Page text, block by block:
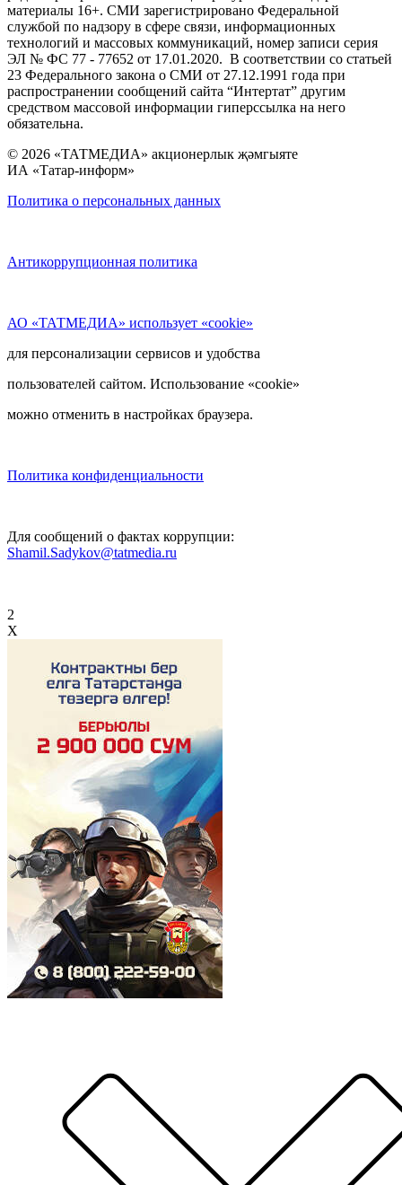
материалы 16+. СМИ зарегистрировано Федеральной
службой по надзору в сфере связи, информационных
технологий и массовых коммуникаций, номер записи серия
ЭЛ № ФС 77 - 77652 от 17.01.2020. В соответствии со статьей
23 Федерального закона о СМИ от 27.12.1991 года при
распространении сообщений сайта “Интертат” другим
средством массовой информации гиперссылка на него
обязательна.
© 2026 «ТАТМЕДИА» акционерлык җәмгыяте
ИА «Татар-информ»
Политика о персональных данных
Антикоррупционная политика
АО «ТАТМЕДИА» использует «cookie»
для персонализации сервисов и удобства
пользователей сайтом. Использование «cookie»
можно отменить в настройках браузера.
Политика конфиденциальности
Для сообщений о фактах коррупции:
Shamil.Sadykov@tatmedia.ru
2
X